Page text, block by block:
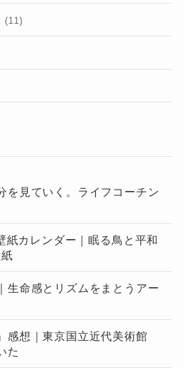
(11)
を見ていく。ライフコーチン
紙カレンダー｜眠る鳥と平和
生命感とリズムをまとうアー
感想｜東京国立近代美術館
た